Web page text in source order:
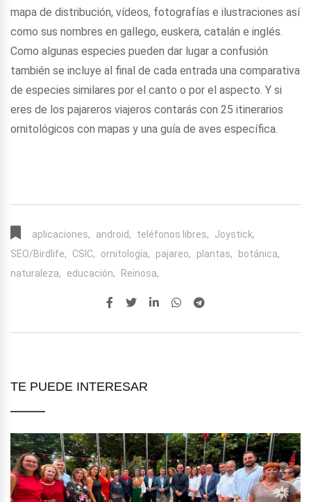
mapa de distribución, vídeos, fotografías e ilustraciones así
como sus nombres en gallego, euskera, catalán e inglés.
Como algunas especies pueden dar lugar a confusión
también se incluye al final de cada entrada una comparativa
de especies similares por el canto o por el aspecto. Y si
eres de los pajareros viajeros contarás con 25 itinerarios
ornitológicos con mapas y una guía de aves específica.
aplicaciones, android, teléfonos libres,
Joystick,
SEO/Birdlife,
CSIC, ornitología, pajareo, plantas,
botánica,
naturaleza,
educación, Reinosa,
TE PUEDE INTERESAR